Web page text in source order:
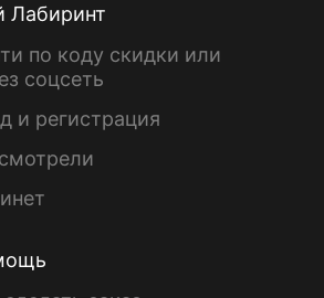
Лабиринт
по коду скидки или
соцсеть
и регистрация